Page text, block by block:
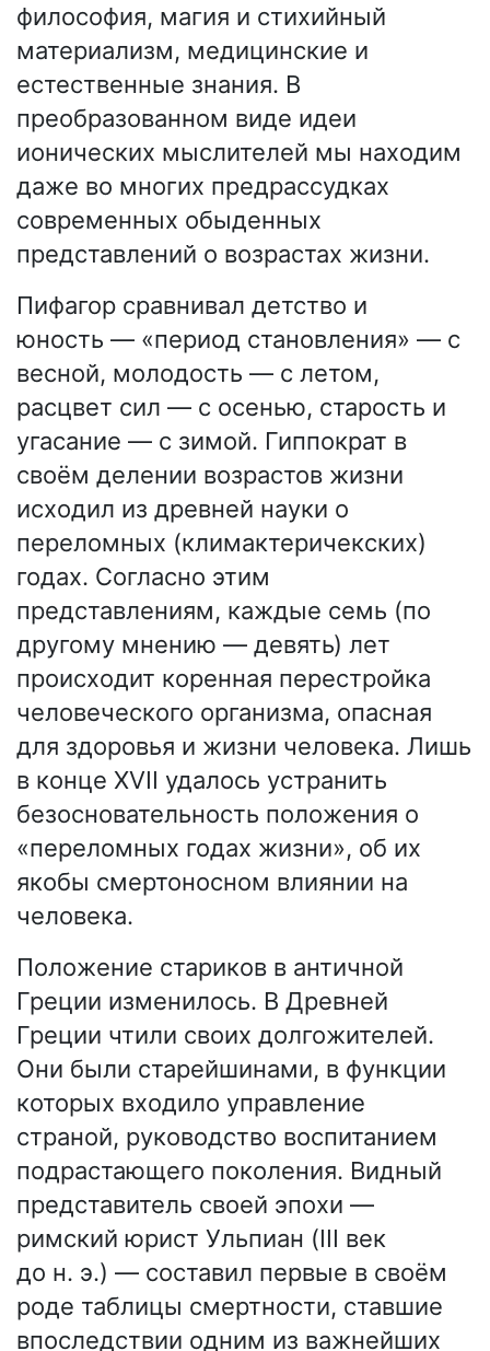
философия, магия и стихийный
материализм, медицинские и
естественные знания. В
преобразованном виде идеи
ионических мыслителей мы находим
даже во многих предрассудках
современных обыденных
представлений о возрастах жизни.
Пифагор сравнивал детство и
юность — «период становления» — с
весной, молодость — с летом,
расцвет сил — с осенью, старость и
угасание — с зимой. Гиппократ в
своём делении возрастов жизни
исходил из древней науки о
переломных (климактеричекских)
годах. Согласно этим
представлениям, каждые семь (по
другому мнению — девять) лет
происходит коренная перестройка
человеческого организма, опасная
для здоровья и жизни человека. Лишь
в конце XVII удалось устранить
безосновательность положения о
«переломных годах жизни», об их
якобы смертоносном влиянии на
человека.
Положение стариков в античной
Греции изменилось. В Древней
Греции чтили своих долгожителей.
Они были старейшинами, в функции
которых входило управление
страной, руководство воспитанием
подрастающего поколения. Видный
представитель своей эпохи —
римский юрист Ульпиан (III век
до н. э.) — составил первые в своём
роде таблицы смертности, ставшие
впоследствии одним из важнейших